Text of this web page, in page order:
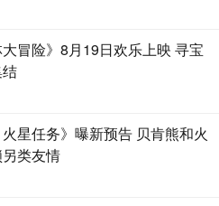
合利华，通过明星效应-头部
畏追爱”进行了兼具声量与意
的热爱
纪录宣布苏翊鸣以内转
打破世界纪录。抖音电商超级
，用“1980”去承接诠
冒险》8月19日欢乐上映 寻宝
火星任务》曝新预告 贝肯熊和火
类友情